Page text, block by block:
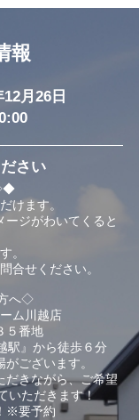
報
月26日
さい
けます。
ジがわいてくると
。
合せください。
へ◇
ム川越店
５番地
駅』から徒歩６分
ございます。
だきながら、ご希望
いただきます！
※要予約